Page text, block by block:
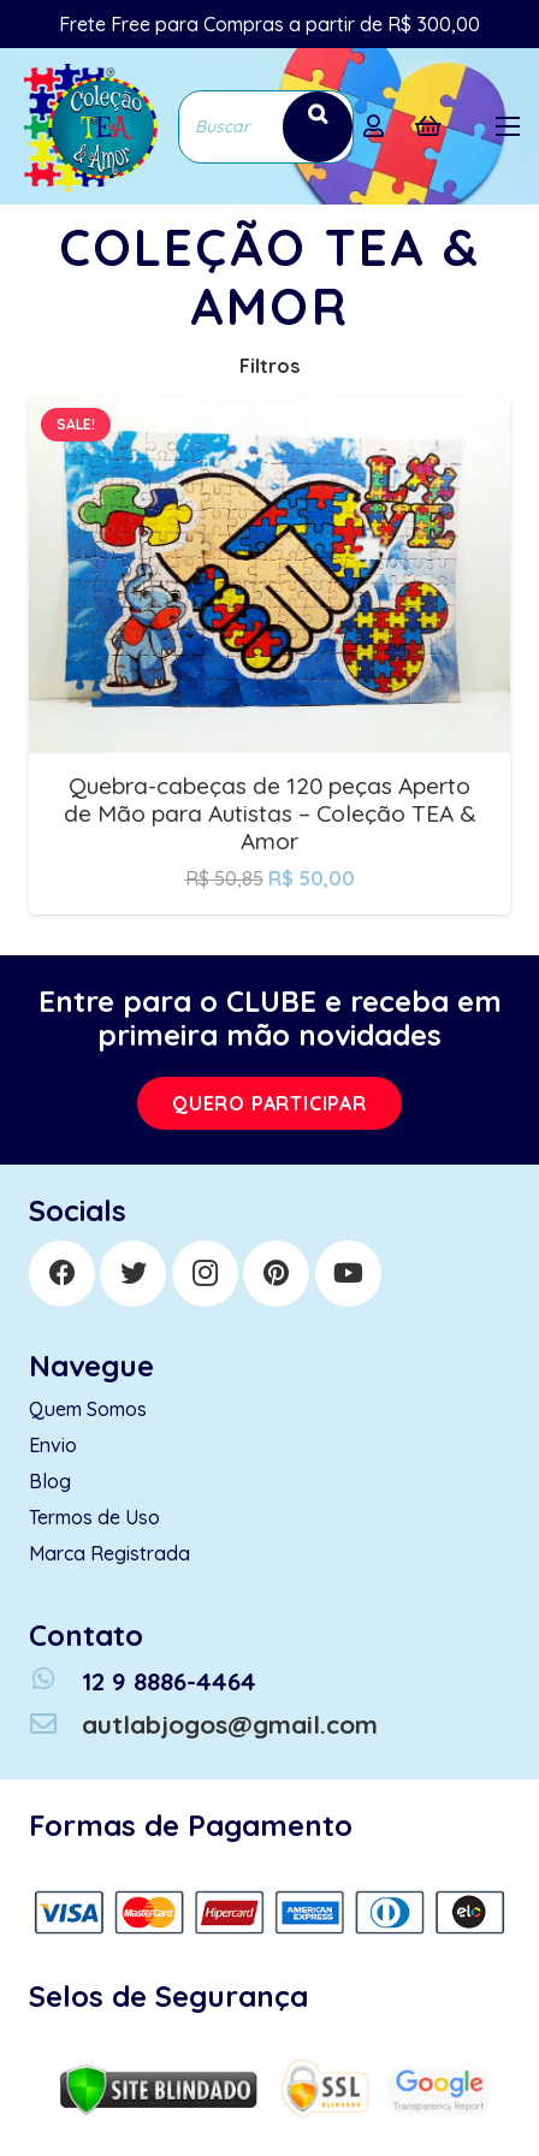
Frete Free para Compras a partir de R$ 300,00
COLEÇÃO TEA &
AMOR
Filtros
SALE!
Quebra-cabeças de 120 peças Aperto
de Mão para Autistas – Coleção TEA &
Amor
R$50,85 R$ 50,00
Entre para o CLUBE e receba em
primeira mão novidades
QUERO PARTICIPAR
Socials
Navegue
Quem Somos
Envio
Blog
Termos de Uso
Marca Registrada
Contato
whatsapp
12 9 8886-4464
autlabjogos@gmail.com
Formas de Pagamento
Selos de Segurança